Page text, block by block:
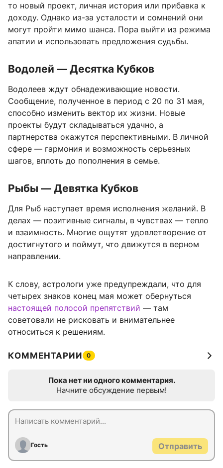
то новый проект, личная история или прибавка к
доходу. Однако из-за усталости и сомнений они
могут пройти мимо шанса. Пора выйти из режима
апатии и использовать предложения судьбы.
Водолей — Десятка Кубков
Водолеев ждут обнадеживающие новости.
Сообщение, полученное в период с 20 по 31 мая,
способно изменить вектор их жизни. Новые
проекты будут складываться удачно, а
партнерства окажутся перспективными. В личной
сфере — гармония и возможность серьезных
шагов, вплоть до пополнения в семье.
Рыбы — Девятка Кубков
Для Рыб наступает время исполнения желаний. В
делах — позитивные сигналы, в чувствах — тепло
и взаимность. Многие ощутят удовлетворение от
достигнутого и поймут, что движутся в верном
направлении.
К слову, астрологи уже предупреждали, что для
четырех знаков конец мая может обернуться
настоящей полосой препятствий — там
советовали не рисковать и внимательнее
относиться к решениям.
КОММЕНТАРИИ 0
Пока нет ни одного комментария.
Начните обсуждение первым!
Гость Отправить